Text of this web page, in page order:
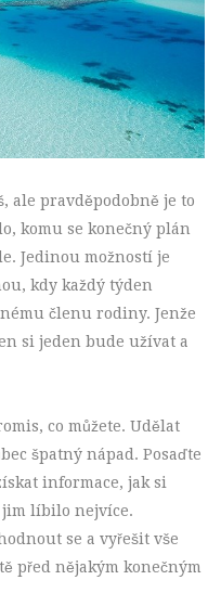
ale pravděpodobně je to
komu se konečný plán
Jedinou možností je
kdy každý týden
členu rodiny. Jenže
si jeden bude užívat a
co můžete. Udělat
špatný nápad. Posaďte
informace, jak si
jim líbilo nejvíce.
se a vyřešit vše
před nějakým konečným